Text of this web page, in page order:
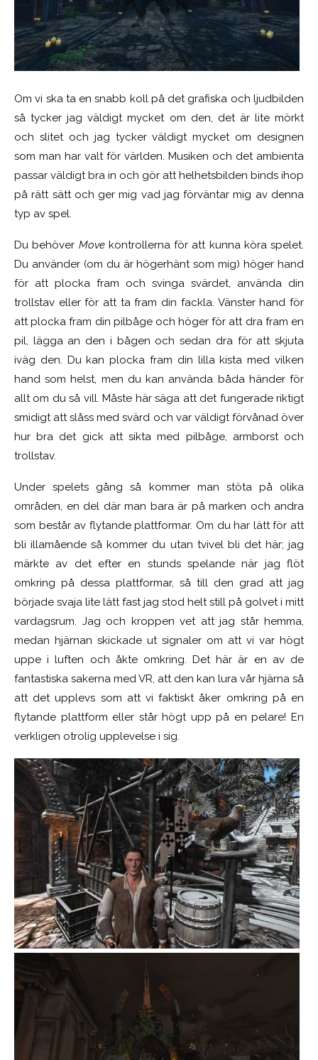
Om vi ska ta en snabb koll på det grafiska och ljudbilden
så tycker jag väldigt mycket om den, det är lite mörkt
och slitet och jag tycker väldigt mycket om designen
som man har valt för världen. Musiken och det ambienta
passar väldigt bra in och gör att helhetsbilden binds ihop
på rätt sätt och ger mig vad jag förväntar mig av denna
typ av spel.
Du behöver Movekontrollerna för att kunna köra spelet.
Du använder (om du är högerhänt som mig) höger hand
för att plocka fram och svinga svärdet, använda din
trollstav eller för att ta fram din fackla. Vänster hand för
att plocka fram din pilbåge och höger för att dra fram en
pil, lägga an den i bågen och sedan dra för att skjuta
iväg den. Du kan plocka fram din lilla kista med vilken
hand som helst, men du kan använda båda händer för
allt om du så vill. Måste här säga att det fungerade riktigt
smidigt att slåss med svärd och var väldigt förvånad över
hur bra det gick att sikta med pilbåge, armborst och
trollstav.
Under spelets gång så kommer man stöta på olika
områden, en del där man bara är på marken och andra
som består av flytande plattformar. Om du har lätt för att
bli illamående så kommer du utan tvivel bli det här; jag
märkte av det efter en stunds spelande när jag flöt
omkring på dessa plattformar, så till den grad att jag
började svaja lite lätt fast jag stod helt still på golvet i mitt
vardagsrum. Jag och kroppen vet att jag står hemma,
medan hjärnan skickade ut signaler om att vi var högt
uppe i luften och åkte omkring. Det här är en av de
fantastiska sakerna med VR, att den kan lura vår hjärna så
att det upplevs som att vi faktiskt åker omkring på en
flytande plattform eller står högt upp på en pelare! En
verkligen otrolig upplevelse i sig.